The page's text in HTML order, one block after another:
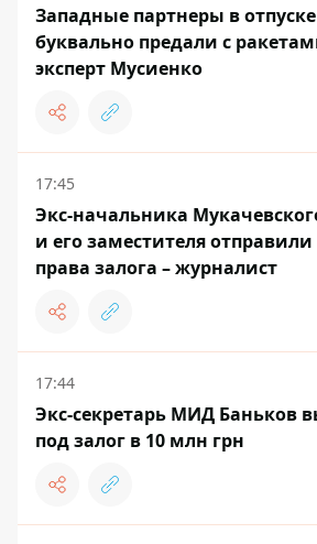
Западные партнеры в
буквально предали с
эксперт Мусиенко
17:45
Экс-начальника
и его заместителя
права залога – журналист
17:44
Экс-секретарь МИД Баньков
под залог в 10 млн грн